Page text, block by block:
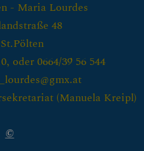
- Maria Lourdes
48
oder 0664/39 56 544
(Manuela Kreipl)
©